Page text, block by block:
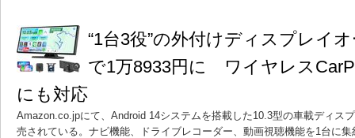
“1台3役”の外付けディスプレイ
で1万8933円に ワイヤレス
にも対応
Amazon.co.jpにて、Android 14システムを搭載した10.3型の車載ディス
売されている。ナビ機能、ドライブレコーダー、動画視聴機能を1台に